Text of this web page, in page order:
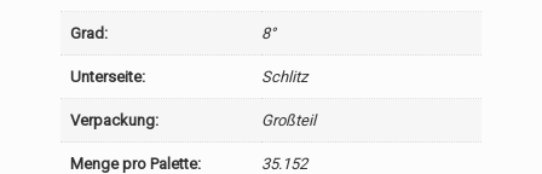
Grad: 8°
Unterseite: Schlitz
Verpackung: Großteil
Menge pro Palette: 35.152